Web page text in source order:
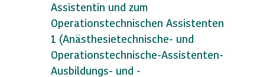
Assistentin und zum
Operationstechnischen Assistenten
1 (Anästhesietechnische- und
Operationstechnische-Assistenten-
Ausbildungs- und -